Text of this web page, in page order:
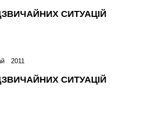
СИТУАЦІЙ
2011
СИТУАЦІЙ